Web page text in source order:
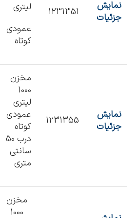
نمایش
جزئیات
1231351
لیتری
عمودی
کوتاه
نمایش
جزئیات
1231355
مخزن
1000
لیتری
عمودی
کوتاه
درب 50
سانتی
متری
مخزن
1000